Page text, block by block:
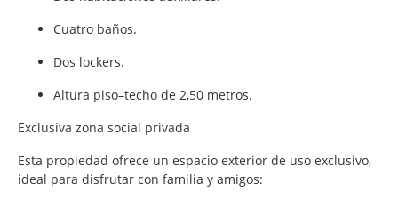
Cuatro baños.
Dos lockers.
Altura piso–techo de 2,50 metros.
Exclusiva zona social privada
Esta propiedad ofrece un espacio exterior de uso exclusivo,
ideal para disfrutar con familia y amigos: